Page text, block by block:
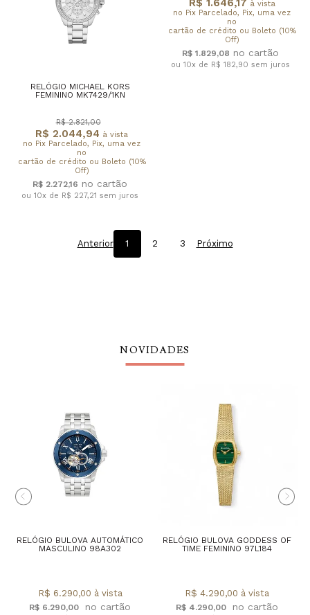
RELÓGIO MICHAEL KORS
FEMININO MK7429/1KN
R$ 2.044,94 à vista
no Pix Parcelado, Pix, uma vez
no
cartão de crédito ou Boleto (10%
Off)
R$ 2.821,00
R$ 2.272,16
ou 10x de R$ 227,21 sem juros
R$ 1.646,17 à vista
no Pix Parcelado, Pix, uma vez
no
cartão de crédito ou Boleto (10%
Off)
R$ 1.829,08
ou 10x de R$ 182,90 sem juros
Anterior 1 2 3 Próximo
NOVIDADES
RELÓGIO BULOVA AUTOMÁTICO
MASCULINO 98A302
R$ 6.290,00
R$ 6.290,00 à vista
RELÓGIO BULOVA GODDESS OF
TIME FEMININO 97L184
R$ 4.290,00
R$ 4.290,00 à vista